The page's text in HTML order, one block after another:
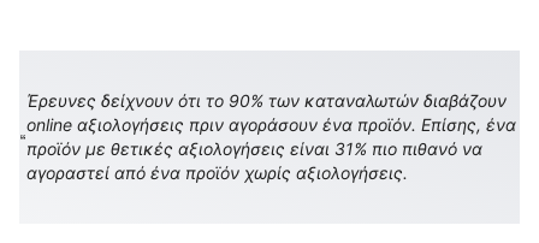
Έρευνες δείχνουν ότι το 90% των καταναλωτών διαβάζουν
online αξιολογήσεις πριν αγοράσουν ένα προϊόν. Επίσης, ένα
προϊόν με θετικές αξιολογήσεις είναι 31% πιο πιθανό να
αγοραστεί από ένα προϊόν χωρίς αξιολογήσεις.